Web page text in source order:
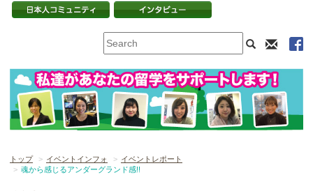
トップ イベントインフォ
イベントレポート
魂から感じるアンダーグランド感!!